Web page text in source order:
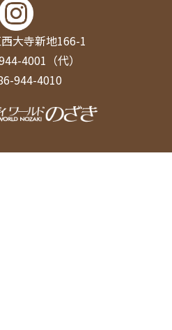
大寺新地166-1
4001（代）
944-4010